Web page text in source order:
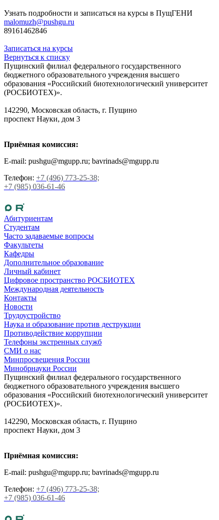
Узнать подробности и записаться на курсы в ПущГЕНИ
malomuzh@pushgu.ru
89161462846
Записаться на курсы
Вернуться к списку
Пущинский филиал федерального государственного
бюджетного образовательного учреждения высшего
образования «Российский биотехнологический университет
(РОСБИОТЕХ)».
142290, Московская область, г. Пущино
проспект Науки, дом 3
Приёмная комиссия:
E-mail: pushgu@mgupp.ru; bavrinads@mgupp.ru
Телефон: +7 (496) 773-25-38;
+7 (985) 036-61-46
Абитуриентам
Студентам
Часто задаваемые вопросы
Факультеты
Кафедры
Дополнительное образование
Личный кабинет
Цифровое пространство РОСБИОТЕХ
Международная деятельность
Контакты
Новости
Трудоустройство
Наука и образование против деструкции
Противодействие коррупции
Телефоны экстренных служб
СМИ о нас
Минпросвещения России
Минобрнауки России
Пущинский филиал федерального государственного
бюджетного образовательного учреждения высшего
образования «Российский биотехнологический университет
(РОСБИОТЕХ)».
142290, Московская область, г. Пущино
проспект Науки, дом 3
Приёмная комиссия:
E-mail: pushgu@mgupp.ru; bavrinads@mgupp.ru
Телефон: +7 (496) 773-25-38;
+7 (985) 036-61-46